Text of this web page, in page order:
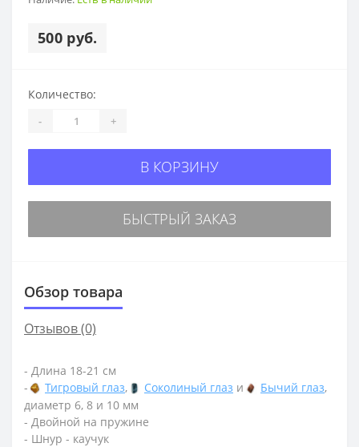
500 руб.
Количество:
- +
В КОРЗИНУ
БЫСТРЫЙ ЗАКАЗ
Обзор товара
Отзывов (0)
- Длина 18-21 см
-
Тигровый глаз, Соколиный глаз и Бычий глаз,
диаметр 6, 8 и 10 мм
- Двойной на пружине
- Шнур - каучук